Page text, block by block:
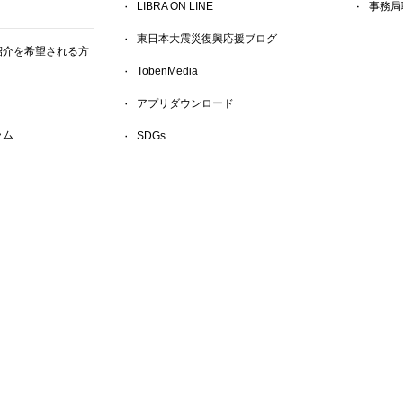
を希望される方
LIBRA ON LINE
東日本大震災復興応援ブログ
TobenMedia
アプリダウンロード
SDGs
事務